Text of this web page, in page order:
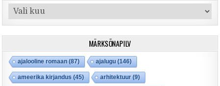
Arhiiv
MÄRKSÕNAPILV
ajalooline romaan (87) ajalugu (146)
ameerika kirjandus (45) arhitektuur (9)